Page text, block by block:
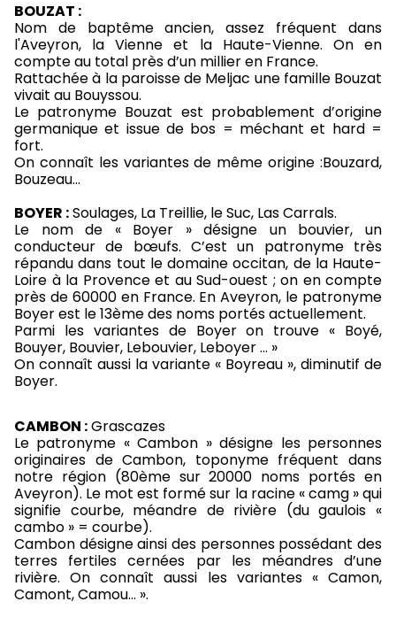
BOUZAT :
Nom de baptême ancien, assez fréquent dans
l'Aveyron, la Vienne et la Haute-Vienne. On en
compte au total près d’un millier en France.
Rattachée à la paroisse de Meljac une famille Bouzat
vivait au Bouyssou.
Le patronyme Bouzat est probablement d’origine
germanique et issue de bos = méchant et hard =
fort.
On connaît les variantes de même origine :Bouzard,
Bouzeau…
BOYER :Soulages, La Treillie, le Suc, Las Carrals.
Le nom de « Boyer » désigne un bouvier, un
conducteur de bœufs. C’est un patronyme très
répandu dans tout le domaine occitan, de la Haute-
Loire à la Provence et au Sud-ouest ; on en compte
près de 60000 en France. En Aveyron, le patronyme
Boyer est le 13ème des noms portés actuellement.
Parmi les variantes de Boyer on trouve « Boyé,
Bouyer, Bouvier, Lebouvier, Leboyer … »
On connaît aussi la variante « Boyreau », diminutif de
Boyer.
CAMBON :Grascazes
Le patronyme « Cambon » désigne les personnes
originaires de Cambon, toponyme fréquent dans
notre région (80ème sur 20000 noms portés en
Aveyron). Le mot est formé sur la racine « camg » qui
signifie courbe, méandre de rivière (du gaulois «
cambo » = courbe).
Cambon désigne ainsi des personnes possédant des
terres fertiles cernées par les méandres d’une
rivière. On connaît aussi les variantes « Camon,
Camont, Camou… ».